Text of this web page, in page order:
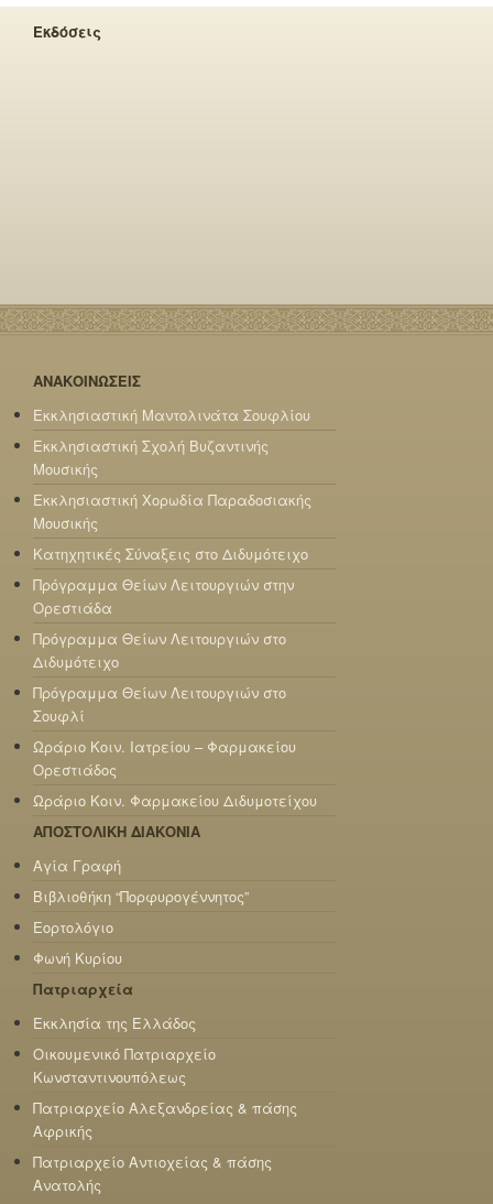
Εκδόσεις
ΑΝΑΚΟΙΝΩΣΕΙΣ
Εκκλησιαστική Μαντολινάτα Σουφλίου
Εκκλησιαστική Σχολή Βυζαντινής
Μουσικής
Εκκλησιαστική Χορωδία Παραδοσιακής
Μουσικής
Κατηχητικές Σύναξεις στο Διδυμότειχο
Πρόγραμμα Θείων Λειτουργιών στην
Ορεστιάδα
Πρόγραμμα Θείων Λειτουργιών στο
Διδυμότειχο
Πρόγραμμα Θείων Λειτουργιών στο
Σουφλί
Ωράριο Κοιν. Ιατρείου – Φαρμακείου
Ορεστιάδος
Ωράριο Κοιν. Φαρμακείου Διδυμοτείχου
ΑΠΟΣΤΟΛΙΚΗ ΔΙΑΚΟΝΙΑ
Αγία Γραφή
Βιβλιοθήκη “Πορφυρογέννητος”
Εορτολόγιο
Φωνή Κυρίου
Πατριαρχεία
Εκκλησία της Ελλάδος
Οικουμενικό Πατριαρχείο
Κωνσταντινουπόλεως
Πατριαρχείο Αλεξανδρείας & πάσης
Αφρικής
Πατριαρχείο Αντιοχείας & πάσης
Ανατολής